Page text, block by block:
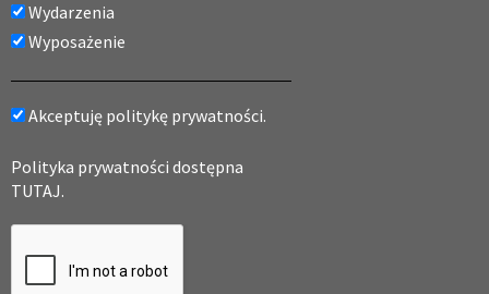
Wydarzenia
Wyposażenie
Akceptuję politykę prywatności.
Polityka prywatności dostępna
TUTAJ.